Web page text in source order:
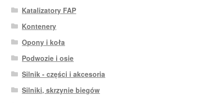
Katalizatory FAP
Kontenery
Opony i koła
Podwozie i osie
Silnik - części i akcesoria
Silniki, skrzynie biegów